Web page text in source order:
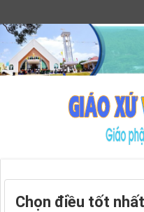
Chọn điều tốt nhất